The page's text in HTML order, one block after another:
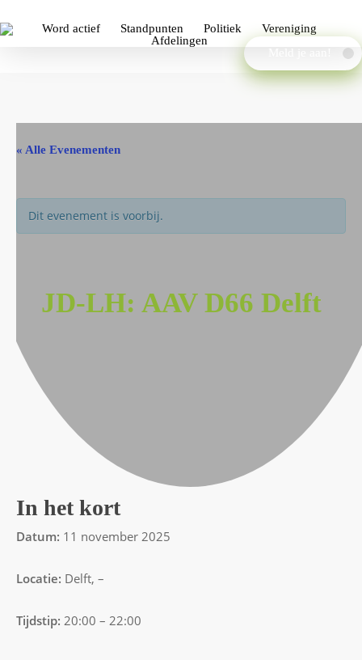
Word actief Standpunten Politiek
Vereniging
Afdelingen
« Alle Evenementen
Dit evenement is voorbij.
JD-LH: AAV D66 Delft
In het kort
Datum: 11 november 2025
Locatie: Delft, –
Tijdstip: 20:00 – 22:00